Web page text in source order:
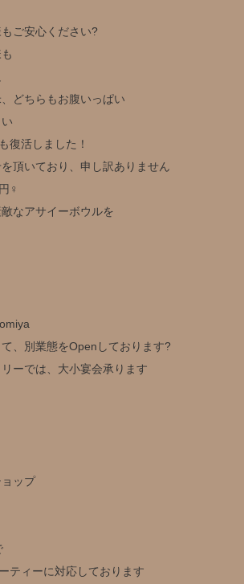
ご安心ください?
どちらもお腹いっぱい
復活しました！
頂いており、申し訳ありません
‍♀️
なアサイーボウルを
、別業態をOpenしております?
ーでは、大小宴会承ります
ップ
ティーに対応しております